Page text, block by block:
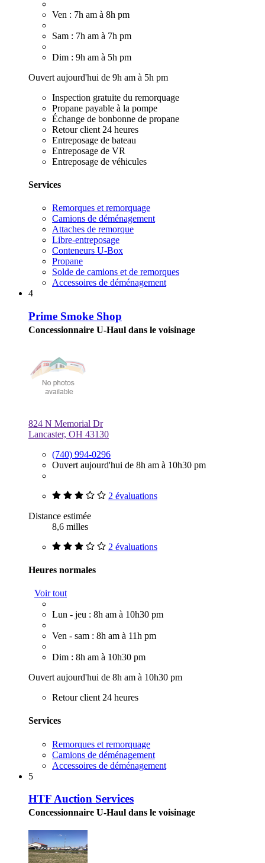
Ven : 7h am à 8h pm
Sam : 7h am à 7h pm
Dim : 9h am à 5h pm
Ouvert aujourd'hui de 9h am à 5h pm
Inspection gratuite du remorquage
Propane payable à la pompe
Échange de bonbonne de propane
Retour client 24 heures
Entreposage de bateau
Entreposage de VR
Entreposage de véhicules
Services
Remorques et remorquage
Camions de déménagement
Attaches de remorque
Libre-entreposage
Conteneurs U-Box
Propane
Solde de camions et de remorques
Accessoires de déménagement
4
Prime Smoke Shop
Concessionnaire U-Haul dans le voisinage
824 N Memorial Dr
Lancaster, OH 43130
(740) 994-0296
Ouvert aujourd'hui de 8h am à 10h30 pm
2 évaluations
Distance estimée
8,6 milles
2 évaluations
Heures normales
Voir tout
Lun - jeu : 8h am à 10h30 pm
Ven - sam : 8h am à 11h pm
Dim : 8h am à 10h30 pm
Ouvert aujourd'hui de 8h am à 10h30 pm
Retour client 24 heures
Services
Remorques et remorquage
Camions de déménagement
Accessoires de déménagement
5
HTF Auction Services
Concessionnaire U-Haul dans le voisinage